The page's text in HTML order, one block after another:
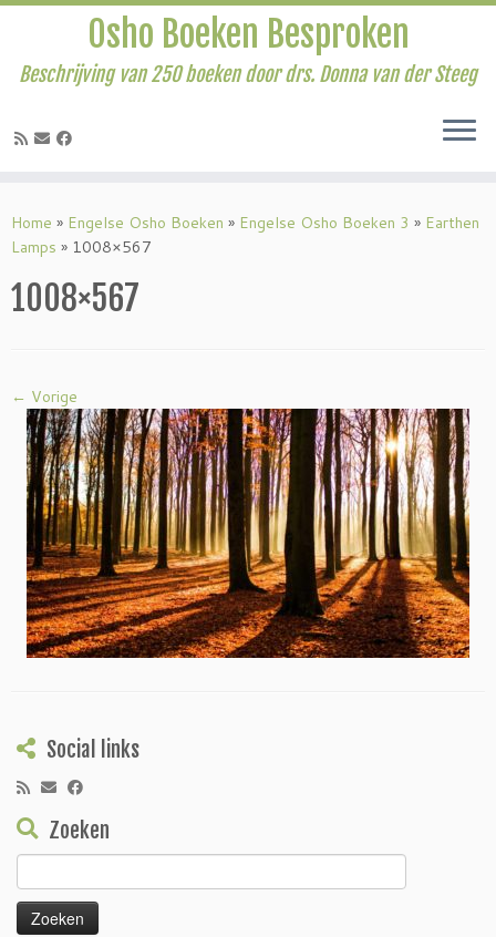
naar
inhoud
Osho Boeken Besproken
Beschrijving van 250 boeken door drs. Donna van der Steeg
Home » Engelse Osho Boeken » Engelse Osho Boeken 3 » Earthen
Lamps » 1008×567
1008×567
← Vorige
Social links
Zoeken
naar: